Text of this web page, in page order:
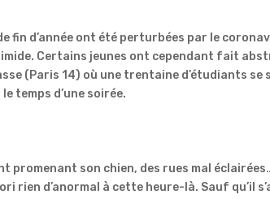
fin d’année ont été perturbées par le
timide. Certains jeunes ont cependant fait
(Paris 14) où une trentaine d’étudiants
temps d’une soirée.
promenant son chien, des rues mal
rien d’anormal à cette heure-là. Sauf qu’il